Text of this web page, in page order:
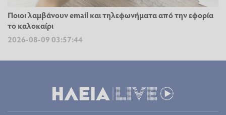
Ποιοι λαμβάνουν email και τηλεφωνήματα από την εφορία
το καλοκαίρι
2026-08-09 03:57:44